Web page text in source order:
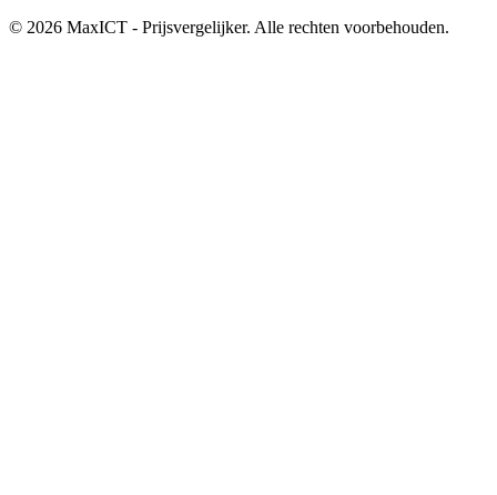
© 2026 MaxICT - Prijsvergelijker. Alle rechten voorbehouden.